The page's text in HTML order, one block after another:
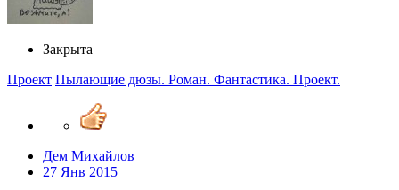
Закрыта
Проект Пылающие дюзы. Роман. Фантастика. Проект.
Дем Михайлов
27 Янв 2015